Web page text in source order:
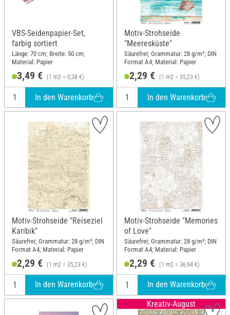
VBS-Seidenpapier-Set,
farbig sortiert
Länge: 70 cm; Breite: 50 cm;
Material: Papier
3,49 € (1 m2 = 0,38 €)
In den Warenkorb
Motiv-Strohseide
"Meeresküste"
Säurefrei; Grammatur: 28 g/m²; DIN
Format A4; Material: Papier
2,29 € (1 m2 = 35,23 €)
In den Warenkorb
Motiv-Strohseide "Reiseziel
Karibik"
Säurefrei; Grammatur: 28 g/m²; DIN
Format A4; Material: Papier
2,29 € (1 m2 = 35,23 €)
In den Warenkorb
Motiv-Strohseide "Memories
of Love"
Säurefrei; Grammatur: 28 g/m²; DIN
Format A4; Material: Papier
2,29 € (1 m2 = 36,94 €)
In den Warenkorb
Kreativ-August